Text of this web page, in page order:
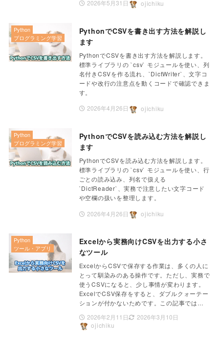
2026年5月31日
ojichiku
PythonでCSVを書き出す方法を解説し
ます
PythonでCSVを書き出す方法を解説します。
標準ライブラリの `csv` モジュールを使い、列
名付きCSVを作る流れ、`DictWriter`、文字コ
ードや改行の注意点を動くコードで確認できま
す。
2026年4月26日
Python
プログラミング学習
ojichiku
PythonでCSVを読み込む方法を解説し
ます
PythonでCSVを読み込む方法を解説します。
標準ライブラリの `csv` モジュールを使い、行
ごとの読み込み、列名で扱える
`DictReader`、実務で注意したい文字コード
や空欄の扱いを整理します。
2026年4月26日
Python
プログラミング学習
ojichiku
Excelから実務向けCSVを出力する小さ
なツール
ExcelからCSVで保存する作業は、多くの人に
とって馴染みのある操作です。ただし、実務で
使うCSVになると、少し事情が変わります。
ExcelでCSV保存をすると、ダブルクォーテー
ションが付かないためです。この記事では…
2026年2月11日
2026年3月10日
Python
ツール・アプリ
ojichiku